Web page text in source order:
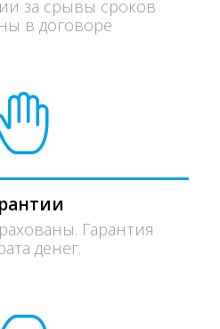
за срывы сроков
в договоре
Гарантия
денег.